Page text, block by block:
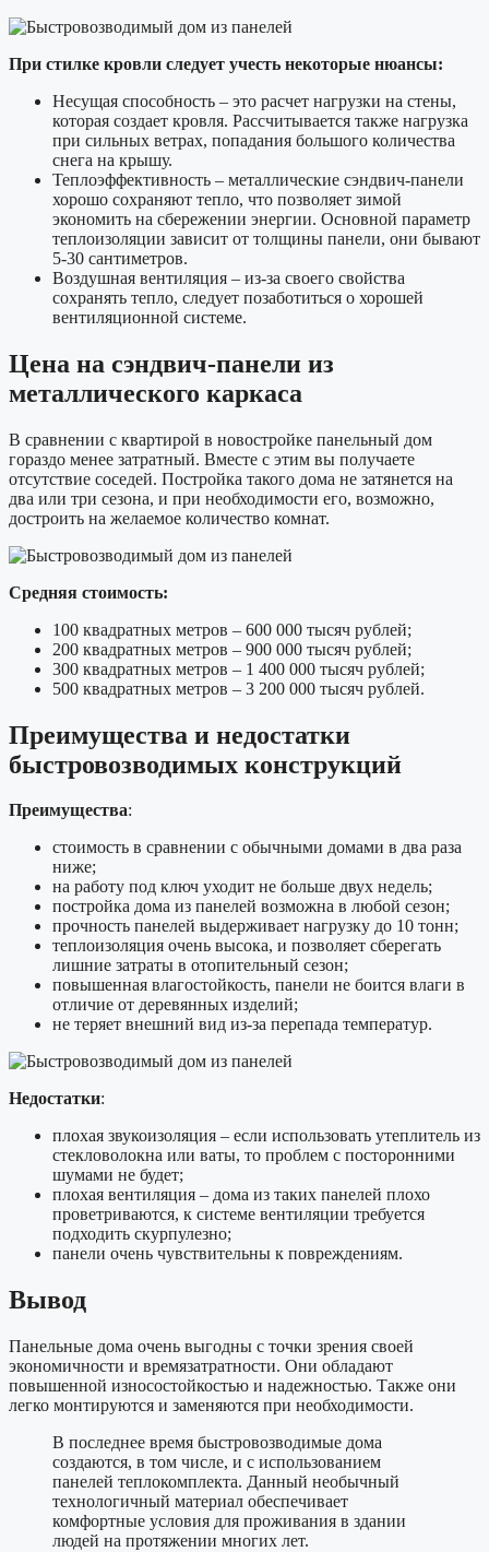
При стилке кровли следует учесть некоторые нюансы:
Несущая способность – это расчет нагрузки на стены,
которая создает кровля. Рассчитывается также нагрузка
при сильных ветрах, попадания большого количества
снега на крышу.
Теплоэффективность – металлические сэндвич-панели
хорошо сохраняют тепло, что позволяет зимой
экономить на сбережении энергии. Основной параметр
теплоизоляции зависит от толщины панели, они бывают
5-30 сантиметров.
Воздушная вентиляция – из-за своего свойства
сохранять тепло, следует позаботиться о хорошей
вентиляционной системе.
Цена на сэндвич-панели из
металлического каркаса
В сравнении с квартирой в новостройке панельный дом
гораздо менее затратный. Вместе с этим вы получаете
отсутствие соседей. Постройка такого дома не затянется на
два или три сезона, и при необходимости его, возможно,
достроить на желаемое количество комнат.
Средняя стоимость:
100 квадратных метров – 600 000 тысяч рублей;
200 квадратных метров – 900 000 тысяч рублей;
300 квадратных метров – 1 400 000 тысяч рублей;
500 квадратных метров – 3 200 000 тысяч рублей.
Преимущества и недостатки
быстровозводимых конструкций
Преимущества:
стоимость в сравнении с обычными домами в два раза
ниже;
на работу под ключ уходит не больше двух недель;
постройка дома из панелей возможна в любой сезон;
прочность панелей выдерживает нагрузку до 10 тонн;
теплоизоляция очень высока, и позволяет сберегать
лишние затраты в отопительный сезон;
повышенная влагостойкость, панели не боится влаги в
отличие от деревянных изделий;
не теряет внешний вид из-за перепада температур.
Недостатки:
плохая звукоизоляция – если использовать утеплитель из
стекловолокна или ваты, то проблем с посторонними
шумами не будет;
плохая вентиляция – дома из таких панелей плохо
проветриваются, к системе вентиляции требуется
подходить скурпулезно;
панели очень чувствительны к повреждениям.
Вывод
Панельные дома очень выгодны с точки зрения своей
экономичности и времязатратности. Они обладают
повышенной износостойкостью и надежностью. Также они
легко монтируются и заменяются при необходимости.
В последнее время быстровозводимые дома
создаются, в том числе, и с использованием
панелей теплокомплекта. Данный необычный
технологичный материал обеспечивает
комфортные условия для проживания в здании
людей на протяжении многих лет.